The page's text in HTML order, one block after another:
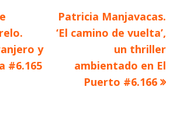
y
#6.165
Artículo
siguiente
Patricia Manjavacas.
‘El camino de vuelta’,
un thriller
ambientado en El
Puerto #6.166